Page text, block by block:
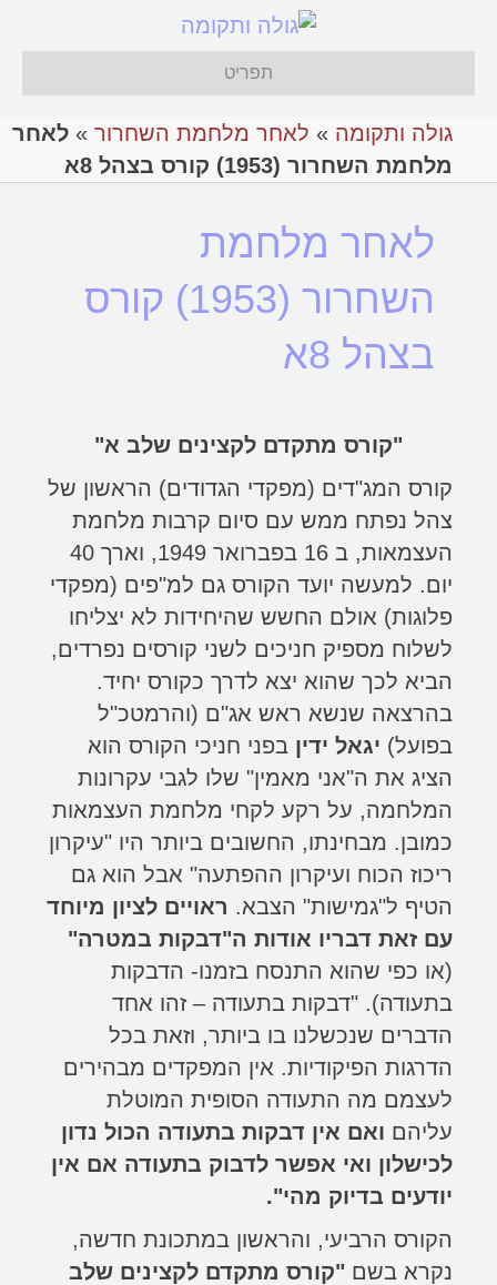
תפריט
גולה ותקומה » לאחר מלחמת השחרור » לאחר
מלחמת השחרור (1953) קורס בצהל 8א
לאחר מלחמת
השחרור (1953) קורס
בצהל 8א
"קורס מתקדם לקצינים שלב א"
קורס המג"דים (מפקדי הגדודים) הראשון של
צהל נפתח ממש עם סיום קרבות מלחמת
העצמאות, ב 16 בפברואר 1949, וארך 40
יום. למעשה יועד הקורס גם למ"פים (מפקדי
פלוגות) אולם החשש שהיחידות לא יצליחו
לשלוח מספיק חניכים לשני קורסים נפרדים,
הביא לכך שהוא יצא לדרך כקורס יחיד.
בהרצאה שנשא ראש אג"ם (והרמטכ"ל
בפועל) יגאל ידין בפני חניכי הקורס הוא
הציג את ה"אני מאמין" שלו לגבי עקרונות
המלחמה, על רקע לקחי מלחמת העצמאות
כמובן. מבחינתו, החשובים ביותר היו "עיקרון
ריכוז הכוח ועיקרון ההפתעה" אבל הוא גם
הטיף ל"גמישות" הצבא. ראויים לציון מיוחד
עם זאת דבריו אודות ה"דבקות במטרה"
(או כפי שהוא התנסח בזמנו- הדבקות
בתעודה). "דבקות בתעודה – זהו אחד
הדברים שנכשלנו בו ביותר, וזאת בכל
הדרגות הפיקודיות. אין המפקדים מבהירים
לעצמם מה התעודה הסופית המוטלת
עליהם ואם אין דבקות בתעודה הכול נדון
לכישלון ואי אפשר לדבוק בתעודה אם אין
יודעים בדיוק מהי".
הקורס הרביעי, והראשון במתכונת חדשה,
נקרא בשם "קורס מתקדם לקצינים שלב